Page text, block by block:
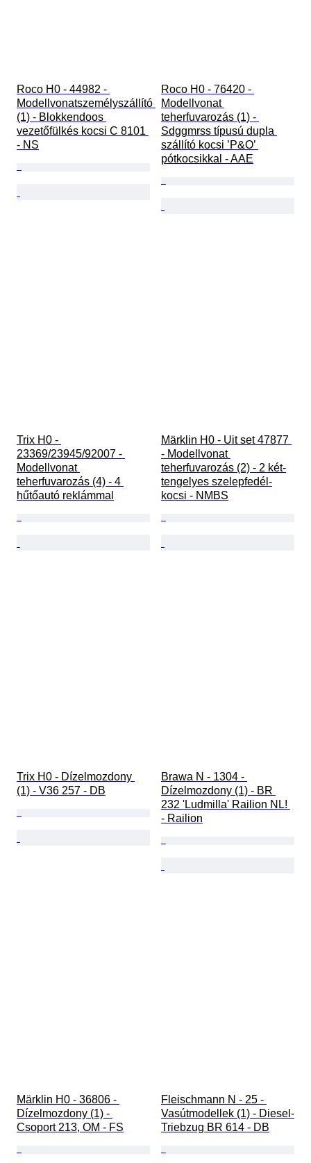
Roco H0 - 44982 -
Modellvonatszemélyszállító
(1) - Blokkendoos
vezetőfülkés kocsi C 8101
- NS
Roco H0 - 76420 -
Modellvonat
teherfuvarozás (1) -
Sdggmrss típusú dupla
szállító kocsi ’P&O’
pótkocsikkal - AAE
Trix H0 -
23369/23945/92007 -
Modellvonat
teherfuvarozás (4) - 4
hűtőautó reklámmal
Märklin H0 - Uit set 47877
- Modellvonat
teherfuvarozás (2) - 2 két-
tengelyes szelepfedél-
kocsi - NMBS
Trix H0 - Dízelmozdony
(1) - V36 257 - DB
Brawa N - 1304 -
Dízelmozdony (1) - BR
232 'Ludmilla' Railion NL!
- Railion
Märklin H0 - 36806 -
Dízelmozdony (1) -
Csoport 213, OM - FS
Fleischmann N - 25 -
Vasútmodellek (1) - Diesel-
Triebzug BR 614 - DB